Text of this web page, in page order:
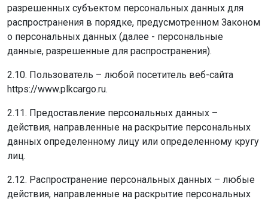
разрешенных субъектом персональных данных для
распространения в порядке, предусмотренном Законом
о персональных данных (далее - персональные
данные, разрешенные для распространения).
2.10. Пользователь – любой посетитель веб-сайта
https://www.plkcargo.ru.
2.11. Предоставление персональных данных –
действия, направленные на раскрытие персональных
данных определенному лицу или определенному кругу
лиц.
2.12. Распространение персональных данных – любые
действия, направленные на раскрытие персональных